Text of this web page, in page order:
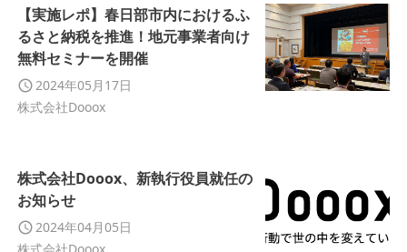
【実施レポ】春日部市内におけるふ
るさと納税を推進！地元事業者向け
無料セミナーを開催
2024年05月17日
株式会社Dooox
株式会社Dooox、新執行役員就任の
お知らせ
2024年04月05日